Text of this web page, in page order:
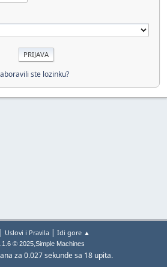
ste lozinku?
Uslovi i Pravila| Idi gore ▲
© 2025,Simple Machines
za 0.027 sekunde sa 18 upita.